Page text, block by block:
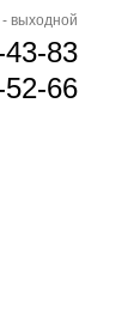
- выходной
83
66